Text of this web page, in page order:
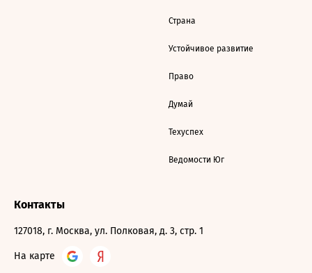
Страна
Устойчивое развитие
Право
Думай
Техуспех
Ведомости Юг
Контакты
127018, г. Москва, ул. Полковая, д. 3, стр. 1
На карте